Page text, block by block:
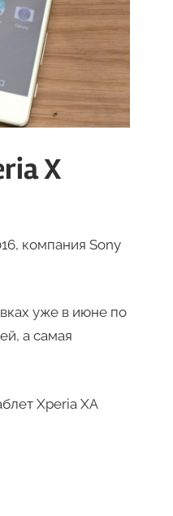
X
компания Sony
уже в июне по
а самая
Xperia XA